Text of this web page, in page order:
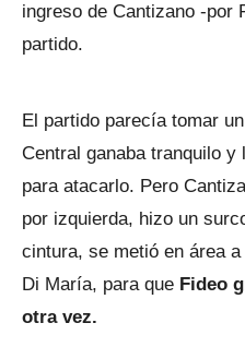
ingreso de Cantizano -por
partido.
El partido parecía tomar
Central ganaba tranquilo y
para atacarlo. Pero
por izquierda, hizo un
cintura, se metió en área
Di María, para que Fideo
otra vez.